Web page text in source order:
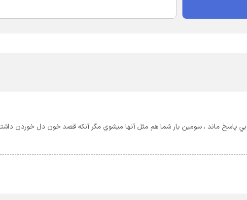
پاسخ ماند ، سومين بار شما هم مثل آنها ميشوي مگر آنكه قصد خون دل خوردن